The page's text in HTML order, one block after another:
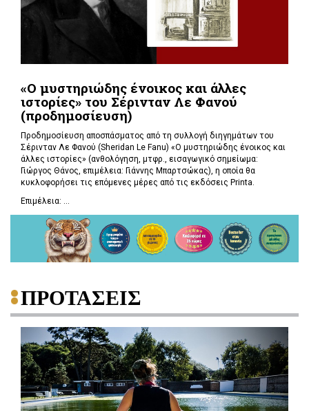
«Ο μυστηριώδης ένοικος και άλλες
ιστορίες» του Σέρινταν Λε Φανού
(προδημοσίευση)
Προδημοσίευση αποσπάσματος από τη συλλογή διηγημάτων του
Σέρινταν Λε Φανού (Sheridan Le Fanu) «Ο μυστηριώδης ένοικος και
άλλες ιστορίες» (ανθολόγηση, μτφρ., εισαγωγικό σημείωμα:
Γιώργος Θάνος, επιμέλεια: Γιάννης Μπαρτσώκας), η οποία θα
κυκλοφορήσει τις επόμενες μέρες από τις εκδόσεις Printa.
Επιμέλεια: ...
ΠΡΟΤΑΣΕΙΣ